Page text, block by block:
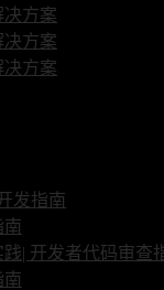
决方案
决方案
决方案
发指南
南
| 开发者代码审查
南